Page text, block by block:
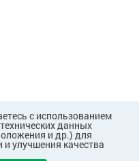
с использованием
данных
и др.) для
и улучшения качества